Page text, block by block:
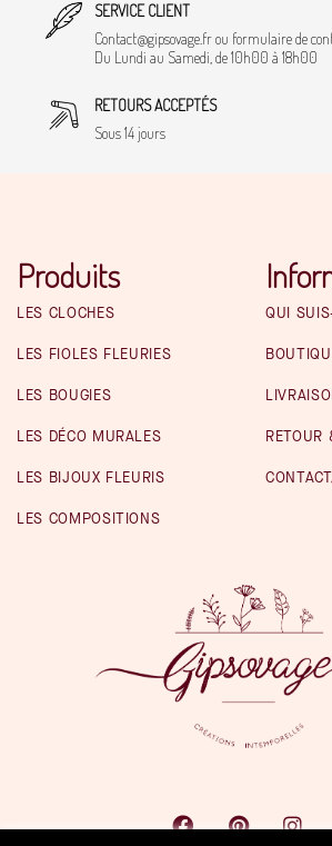
SERVICE CLIENT
Contact@gipsovage.fr ou formulaire de
Du Lundi au Samedi, de 10h00 à 18h00
RETOURS ACCEPTÉS
Sous 14 jours
Produits
LES CLOCHES
LES FIOLES FLEURIES
LES BOUGIES
LES DÉCO MURALES
LES BIJOUX FLEURIS
LES COMPOSITIONS
QUI
RETOUR